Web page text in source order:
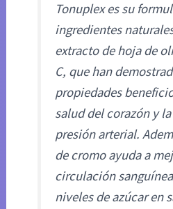
Tonuplex es su
ingredientes
extracto de hoja de
C, que han
propiedades
salud del corazón y
presión arterial.
de cromo ayuda a
circulación
niveles de azúcar en